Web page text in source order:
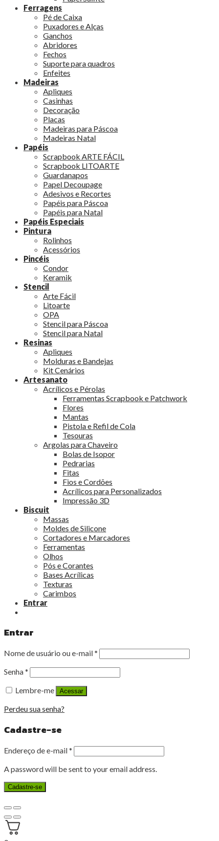
Ferragens
Pé de Caixa
Puxadores e Alças
Ganchos
Abridores
Fechos
Suporte para quadros
Enfeites
Madeiras
Apliques
Casinhas
Decoração
Placas
Madeiras para Páscoa
Madeiras Natal
Papéis
Scrapbook ARTE FÁCIL
Scrapbook LITOARTE
Guardanapos
Papel Decoupage
Adesivos e Recortes
Papéis para Páscoa
Papéis para Natal
Papéis Especiais
Pintura
Rolinhos
Acessórios
Pincéis
Condor
Keramik
Stencil
Arte Fácil
Litoarte
OPA
Stencil para Páscoa
Stencil para Natal
Resinas
Apliques
Molduras e Bandejas
Kit Cenários
Artesanato
Acrílicos e Pérolas
Ferramentas Scrapbook e Patchwork
Flores
Mantas
Pistola e Refil de Cola
Tesouras
Argolas para Chaveiro
Bolas de Isopor
Pedrarias
Fitas
Fios e Cordões
Acrílicos para Personalizados
Impressão 3D
Biscuit
Massas
Moldes de Silicone
Cortadores e Marcadores
Ferramentas
Olhos
Pós e Corantes
Bases Acrílicas
Texturas
Carimbos
Entrar
Entrar
Nome de usuário ou e-mail*
Senha*
Lembre-me
Acessar
Perdeu sua senha?
Cadastre-se
Endereço de e-mail*
A password will be sent to your email address.
Cadastre-se